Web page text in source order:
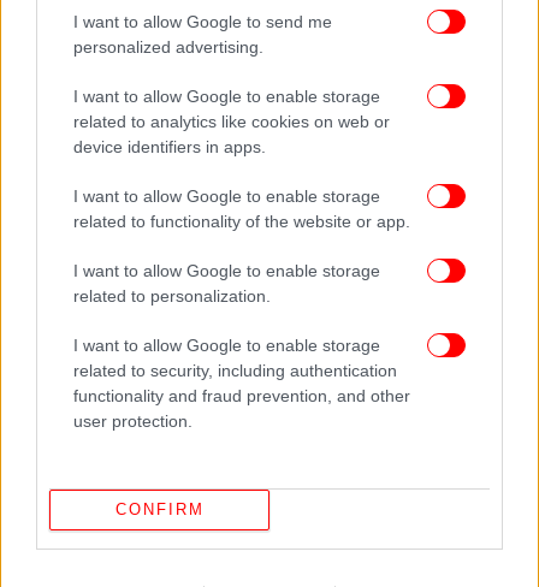
I want to allow Google to send me
personalized advertising.
I want to allow Google to enable storage
related to analytics like cookies on web or
device identifiers in apps.
I want to allow Google to enable storage
related to functionality of the website or app.
I want to allow Google to enable storage
related to personalization.
I want to allow Google to enable storage
related to security, including authentication
functionality and fraud prevention, and other
user protection.
CONFIRM
Πέμπτον, η αντικατάσταση του ανθρώπινου
θεραπευτή από ΑΙ κινδυνεύει να γίνει εργαλείο για
μετατόπιση κόστους στο χώρο της υγείας και της
εργασίας: μεγάλες εταιρείες και εργοδότες μπορεί
προγράμματα ευημερίας των υπαλλήλων, όχι
επειδή είναι καλύτερες αλλά επειδή είναι
φθηνότερες· και αυτό σημαίνει ότι οι εργαζόμενοι